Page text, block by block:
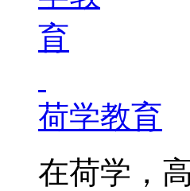
荷学教育
在荷学，